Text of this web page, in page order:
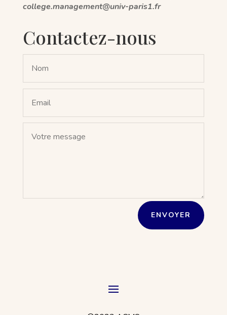
college.management@univ-paris1.fr
Contactez-nous
ENVOYER